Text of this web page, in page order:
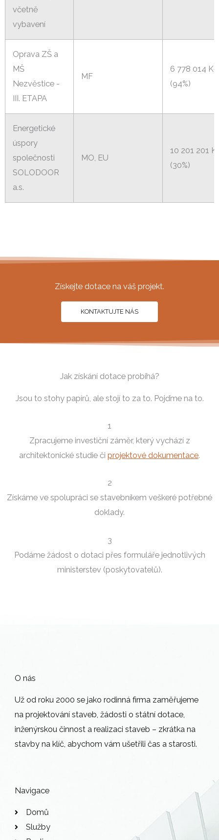
včetně
vybavení
Oprava ZŠ a
MŠ
Nezvěstice -
III. ETAPA
MF
6 778 014 Kč
(94%)
Energetické
úspory
společnosti
SOLODOOR
a.s.
MO, EU
10 201 201
(30%)
Získejte dotace na váš projekt.
KONTAKTUJTE NÁS
Jak získání dotace probíhá?
Jsou to stohy papírů, ale stojí to za to. Pojďme na to.
1
Zpracujeme investiční záměr, který vychází z
architektonické studie či projektové dokumentace.
2
Získáme ve spolupráci se stavebníkem veškeré potřebné
doklady.
3
Podáme žádost o dotaci přes formuláře jednotlivých
ministerstev (poskytovatelů).
O nás
Už od roku 2000 se jako rodinná firma zaměřujeme
na projektování staveb, žádosti o státní dotace,
inženýrskou činnost a realizaci staveb – zkrátka na
stavby na klíč, abychom vám ušetřili čas a starosti.
Navigace
Domů
Služby